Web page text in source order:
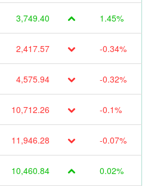
3,749.40 1.45%
2,417.57 -0.34%
4,575.94 -0.32%
10,712.26 -0.1%
11,946.28 -0.07%
10,460.84 0.02%